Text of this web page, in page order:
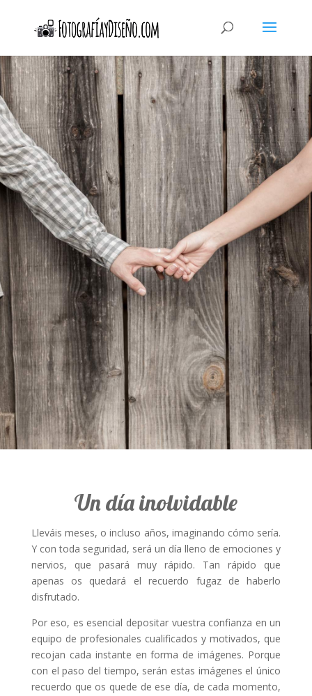
Un día inolvidable
Lleváis meses, o incluso años, imaginando cómo sería.
Y con toda seguridad, será un día lleno de emociones y
nervios, que pasará muy rápido. Tan rápido que
apenas os quedará el recuerdo fugaz de haberlo
disfrutado.
Por eso, es esencial depositar vuestra confianza en un
equipo de profesionales cualificados y motivados, que
recojan cada instante en forma de imágenes. Porque
con el paso del tiempo, serán estas imágenes el único
recuerdo que os quede de ese día, de cada momento,